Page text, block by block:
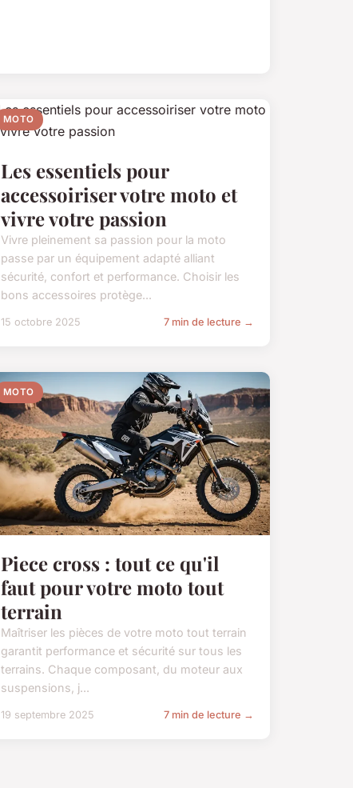
MOTO
Les essentiels pour
accessoiriser votre moto et
vivre votre passion
Vivre pleinement sa passion pour la moto
passe par un équipement adapté alliant
sécurité, confort et performance. Choisir les
bons accessoires protège...
15 octobre 2025 7 min de lecture →
MOTO
Piece cross : tout ce qu'il
faut pour votre moto tout
terrain
Maîtriser les pièces de votre moto tout terrain
garantit performance et sécurité sur tous les
terrains. Chaque composant, du moteur aux
suspensions, j...
19 septembre 2025 7 min de lecture →